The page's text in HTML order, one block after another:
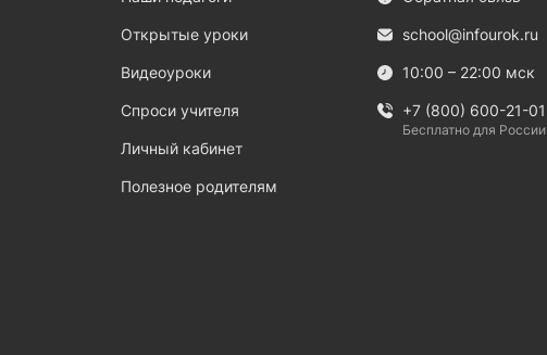
Открытые уроки
Видеоуроки
Спроси учителя
Личный кабинет
Полезное родителям
school@infourok.ru
10:00 – 22:00 мск
+7 (800) 600-21-01
Бесплатно для России